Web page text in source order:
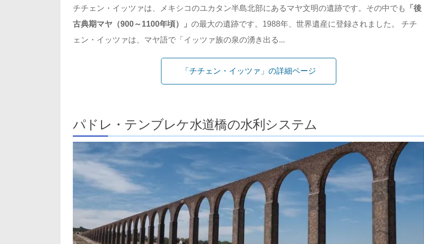
チチェン・イッツァは、メキシコのユカタン半島北部にあるマヤ文明の遺跡です。その中でも
「後
古典期マヤ（900～1100年頃）」 の最大の遺跡です。1988年、世界遺産に登録されました。 チチ
ェン・イッツァは、マヤ語で「イッツァ族の泉の湧き出る...
「チチェン・イッツァ」の詳細ページ
パドレ・テンブレケ水道橋の水利システム